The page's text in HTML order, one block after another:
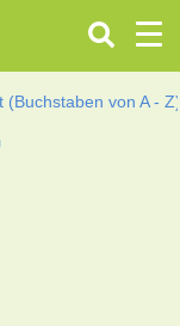
(Buchstaben von A -